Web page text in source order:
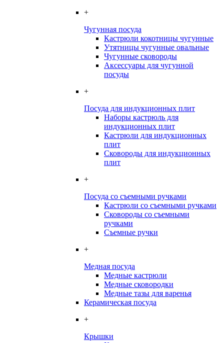
+
Чугунная посуда
Кастрюли кокотницы чугунные
Утятницы чугунные овальные
Чугунные сковороды
Аксессуары для чугунной
посуды
+
Посуда для индукционных плит
Наборы кастрюль для
индукционных плит
Кастрюли для индукционных
плит
Сковороды для индукционных
плит
+
Посуда со съемными ручками
Кастрюли со съемными ручками
Сковороды со съемными
ручками
Съемные ручки
+
Медная посуда
Медные кастрюли
Медные сковородки
Медные тазы для варенья
Керамическая посуда
+
Крышки